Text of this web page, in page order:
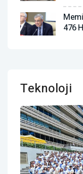
476
Teknoloji